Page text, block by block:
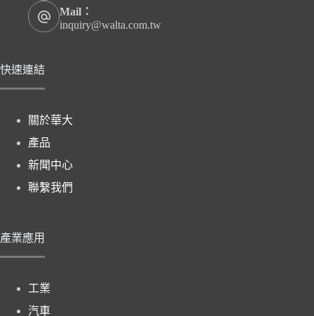
Mail：
inquiry@walta.com.tw
快速連結
關於華大
產品
新聞中心
聯繫我們
產業應用
工業
汽車